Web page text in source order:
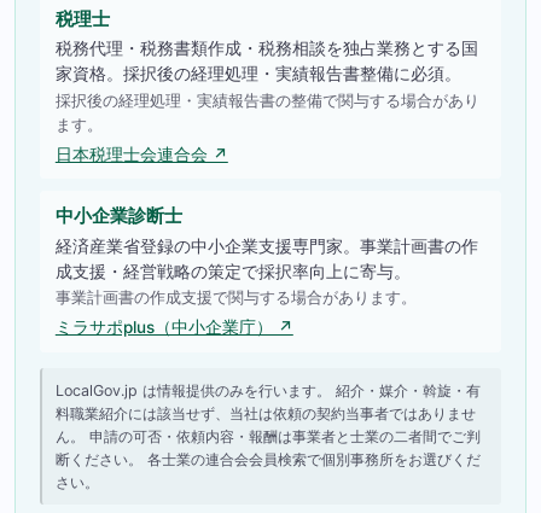
税理士
税務代理・税務書類作成・税務相談を独占業務とする国
家資格。採択後の経理処理・実績報告書整備に必須。
採択後の経理処理・実績報告書の整備で関与する場合があり
ます。
日本税理士会連合会 ↗
中小企業診断士
経済産業省登録の中小企業支援専門家。事業計画書の作
成支援・経営戦略の策定で採択率向上に寄与。
事業計画書の作成支援で関与する場合があります。
ミラサポplus（中小企業庁） ↗
LocalGov.jp は情報提供のみを行います。 紹介・媒介・斡旋・有
料職業紹介には該当せず、当社は依頼の契約当事者ではありませ
ん。 申請の可否・依頼内容・報酬は事業者と士業の二者間でご判
断ください。 各士業の連合会会員検索で個別事務所をお選びくだ
さい。